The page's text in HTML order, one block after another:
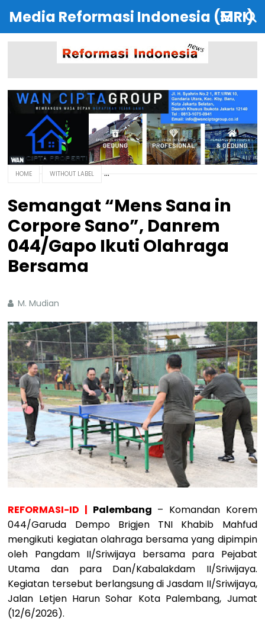
Media Reformasi Indonesia (MRI)
HOME WITHOUT LABEL
Semangat “Mens Sana in
Corpore Sano”, Danrem
044/Gapo Ikuti Olahraga
Bersama
M. Mudian
REFORMASI-ID | Palembang – Komandan Korem
044/Garuda Dempo Brigjen TNI Khabib Mahfud
mengikuti kegiatan olahraga bersama yang dipimpin
oleh Pangdam II/Sriwijaya bersama para Pejabat
Utama dan para Dan/Kabalakdam II/Sriwijaya.
Kegiatan tersebut berlangsung di Jasdam II/Sriwijaya,
Jalan Letjen Harun Sohar Kota Palembang, Jumat
(12/6/2026).